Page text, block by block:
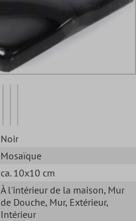
Noir
Mosaïque
ca. 10x10 cm
À l'intérieur de la maison, Mur
de Douche, Mur, Extérieur,
Intérieur